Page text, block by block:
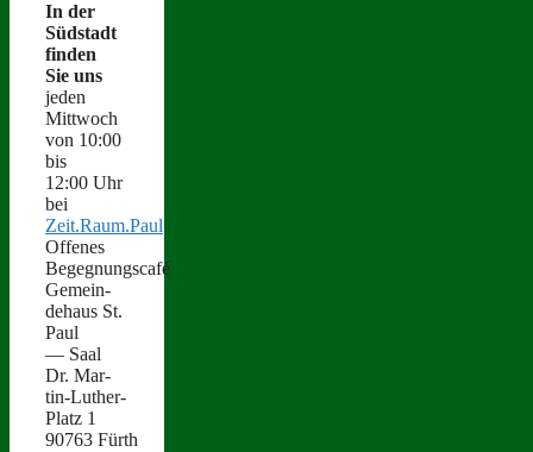
In der
Süd­stadt
find­en
Sie uns
jeden
Mittwoch
von 10:00
bis
12:00 Uhr
bei
Zeit.Raum.Paul
Offenes
Begegnungscafé
Gemein­
de­haus St.
Paul
— Saal
Dr. Mar­
tin-Luther-
Platz 1
90763 Fürth